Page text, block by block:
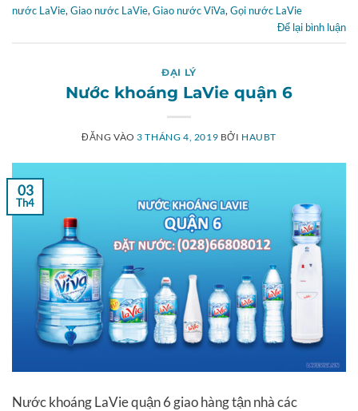
nước LaVie, Giao nước LaVie, Giao nước ViVa, Gọi nước LaVie
Để lại bình luận
ĐẠI LÝ
Nước khoáng LaVie quận 6
ĐĂNG VÀO3 THÁNG 4, 2019 BỞI HAUBT
03
Th4
Nước khoáng LaVie quận 6 giao hàng tận nhà các